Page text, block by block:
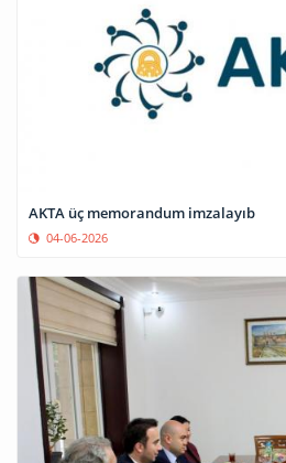
AKTA üç memorandum imzalayıb
04-06-2026